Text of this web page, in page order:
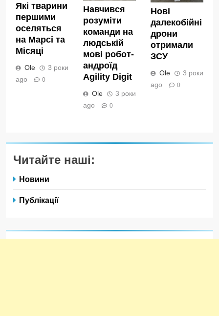
Які тварини
першими
оселяться
на Марсі та
Місяці
Ole
3 роки
ago
0
Навчився
розуміти
команди на
людській
мові робот-
андроїд
Agility Digit
Ole
3 роки
ago
0
Нові
далекобійні
дрони
отримали
ЗСУ
Ole
3 роки
ago
0
Читайте наші:
Новини
Публікації